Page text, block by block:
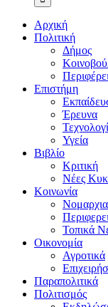
Αρχική
Πολιτική
Δήμος
Επιστήμη
Έρευνα
Υγεία
Βιβλίο
Κριτική
Νέες
Κοινωνία
Τοπικά
Οικονομία
Αγροτικά
Παραπολιτικά
Πολιτισμός